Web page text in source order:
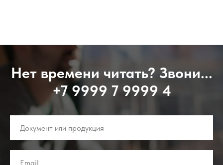
Нет времени читать? Звони...
+7 9999 7 9999 4